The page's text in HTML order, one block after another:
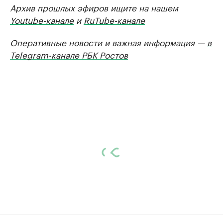
Архив прошлых эфиров ищите на нашем
Youtube-каналеи RuTube-канале
Оперативные новости и важная информация —в
Telegram-канале РБК Ростов